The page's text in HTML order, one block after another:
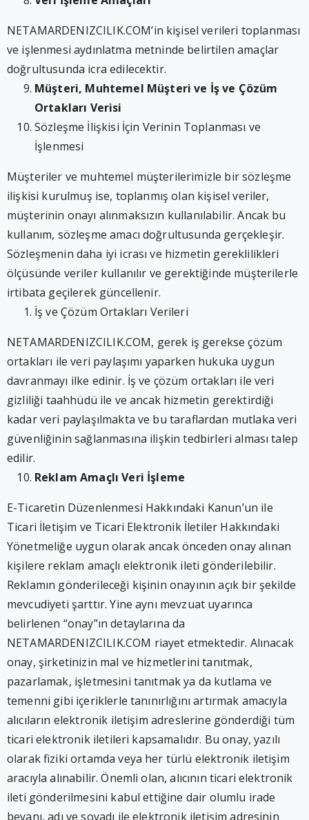
NETAMARDENIZCILIK.COM’in kişisel verileri toplanması
ve işlenmesi aydınlatma metninde belirtilen amaçlar
doğrultusunda icra edilecektir.
Müşteri, Muhtemel Müşteri ve İş ve Çözüm
Ortakları Verisi
Sözleşme İlişkisi İçin Verinin Toplanması ve
İşlenmesi
Müşteriler ve muhtemel müşterilerimizle bir sözleşme
ilişkisi kurulmuş ise, toplanmış olan kişisel veriler,
müşterinin onayı alınmaksızın kullanılabilir. Ancak bu
kullanım, sözleşme amacı doğrultusunda gerçekleşir.
Sözleşmenin daha iyi icrası ve hizmetin gereklilikleri
ölçüsünde veriler kullanılır ve gerektiğinde müşterilerle
irtibata geçilerek güncellenir.
İş ve Çözüm Ortakları Verileri
NETAMARDENIZCILIK.COM, gerek iş gerekse çözüm
ortakları ile veri paylaşımı yaparken hukuka uygun
davranmayı ilke edinir. İş ve çözüm ortakları ile veri
gizliliği taahhüdü ile ve ancak hizmetin gerektirdiği
kadar veri paylaşılmakta ve bu taraflardan mutlaka veri
güvenliğinin sağlanmasına ilişkin tedbirleri alması talep
edilir.
Reklam Amaçlı Veri İşleme
E-Ticaretin Düzenlenmesi Hakkındaki Kanun’un ile
Ticari İletişim ve Ticari Elektronik İletiler Hakkındaki
Yönetmeliğe uygun olarak ancak önceden onay alınan
kişilere reklam amaçlı elektronik ileti gönderilebilir.
Reklamın gönderileceği kişinin onayının açık bir şekilde
mevcudiyeti şarttır. Yine aynı mevzuat uyarınca
belirlenen “onay”ın detaylarına da
NETAMARDENIZCILIK.COM riayet etmektedir. Alınacak
onay, şirketinizin mal ve hizmetlerini tanıtmak,
pazarlamak, işletmesini tanıtmak ya da kutlama ve
temenni gibi içeriklerle tanınırlığını artırmak amacıyla
alıcıların elektronik iletişim adreslerine gönderdiği tüm
ticari elektronik iletileri kapsamalıdır. Bu onay, yazılı
olarak fiziki ortamda veya her türlü elektronik iletişim
aracıyla alınabilir. Önemli olan, alıcının ticari elektronik
ileti gönderilmesini kabul ettiğine dair olumlu irade
beyanı, adı ve soyadı ile elektronik iletişim adresinin